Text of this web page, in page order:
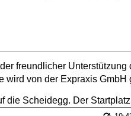
freundlicher Unterstützung
wird von der Expraxis GmbH
die Scheidegg. Der
eine